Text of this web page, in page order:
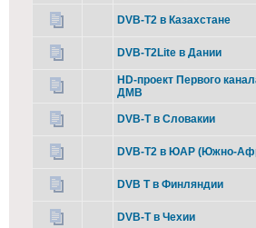
DVB-T2 в Казахстане
DVB-T2Lite в Дании
HD-проект Первого
ДМВ
DVB-T в Словакии
DVB-T2 в ЮАР (Южно-
DVB T в Финляндии
DVB-T в Чехии